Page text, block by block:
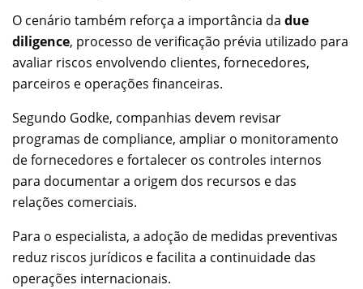
O cenário também reforça a importância da due
diligence, processo de verificação prévia utilizado para
avaliar riscos envolvendo clientes, fornecedores,
parceiros e operações financeiras.
Segundo Godke, companhias devem revisar
programas de compliance, ampliar o monitoramento
de fornecedores e fortalecer os controles internos
para documentar a origem dos recursos e das
relações comerciais.
Para o especialista, a adoção de medidas preventivas
reduz riscos jurídicos e facilita a continuidade das
operações internacionais.